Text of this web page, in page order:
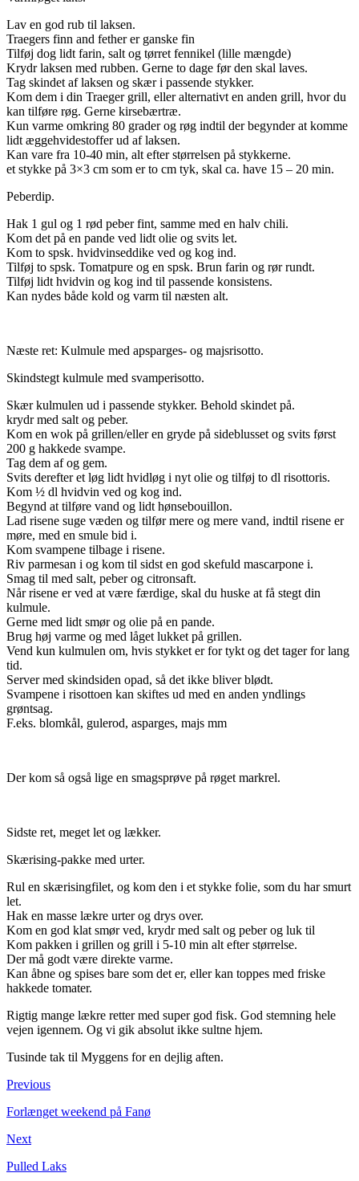
Lav en god rub til laksen.
Traegers finn and fether er ganske fin
Tilføj dog lidt farin, salt og tørret fennikel (lille mængde)
Krydr laksen med rubben. Gerne to dage før den skal laves.
Tag skindet af laksen og skær i passende stykker.
Kom dem i din Traeger grill, eller alternativt en anden grill, hvor du
kan tilføre røg. Gerne kirsebærtræ.
Kun varme omkring 80 grader og røg indtil der begynder at komme
lidt æggehvidestoffer ud af laksen.
Kan vare fra 10-40 min, alt efter størrelsen på stykkerne.
et stykke på 3×3 cm som er to cm tyk, skal ca. have 15 – 20 min.
Peberdip.
Hak 1 gul og 1 rød peber fint, samme med en halv chili.
Kom det på en pande ved lidt olie og svits let.
Kom to spsk. hvidvinseddike ved og kog ind.
Tilføj to spsk. Tomatpure og en spsk. Brun farin og rør rundt.
Tilføj lidt hvidvin og kog ind til passende konsistens.
Kan nydes både kold og varm til næsten alt.
Næste ret: Kulmule med apsparges- og majsrisotto.
Skindstegt kulmule med svamperisotto.
Skær kulmulen ud i passende stykker. Behold skindet på.
krydr med salt og peber.
Kom en wok på grillen/eller en gryde på sideblusset og svits først
200 g hakkede svampe.
Tag dem af og gem.
Svits derefter et løg lidt hvidløg i nyt olie og tilføj to dl risottoris.
Kom ½ dl hvidvin ved og kog ind.
Begynd at tilføre vand og lidt hønsebouillon.
Lad risene suge væden og tilfør mere og mere vand, indtil risene er
møre, med en smule bid i.
Kom svampene tilbage i risene.
Riv parmesan i og kom til sidst en god skefuld mascarpone i.
Smag til med salt, peber og citronsaft.
Når risene er ved at være færdige, skal du huske at få stegt din
kulmule.
Gerne med lidt smør og olie på en pande.
Brug høj varme og med låget lukket på grillen.
Vend kun kulmulen om, hvis stykket er for tykt og det tager for lang
tid.
Server med skindsiden opad, så det ikke bliver blødt.
Svampene i risottoen kan skiftes ud med en anden yndlings
grøntsag.
F.eks. blomkål, gulerod, asparges, majs mm
Der kom så også lige en smagsprøve på røget markrel.
Sidste ret, meget let og lækker.
Skærising-pakke med urter.
Rul en skærisingfilet, og kom den i et stykke folie, som du har smurt
let.
Hak en masse lækre urter og drys over.
Kom en god klat smør ved, krydr med salt og peber og luk til
Kom pakken i grillen og grill i 5-10 min alt efter størrelse.
Der må godt være direkte varme.
Kan åbne og spises bare som det er, eller kan toppes med friske
hakkede tomater.
Rigtig mange lækre retter med super god fisk. God stemning hele
vejen igennem. Og vi gik absolut ikke sultne hjem.
Tusinde tak til Myggens for en dejlig aften.
Previous
Forlænget weekend på Fanø
Next
Pulled Laks